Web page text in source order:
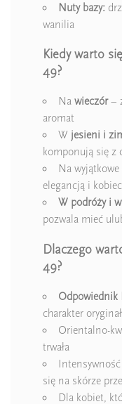
Nuty bazy:
wanilia
Kiedy warto
49?
Na wieczór–
aromat
W jesieni i
komponują się z
Na
elegancją i
W podróży i
pozwala mieć
Dlaczego
49?
Odpowiednik
charakter
Orientalno-
trwała
się na skórze
Dla kobiet,